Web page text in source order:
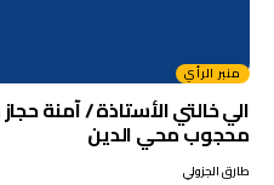
منبر الرأي
الي خالتي الأستاذة / آمنة
محجوب محي الدين
طارق الجزولي